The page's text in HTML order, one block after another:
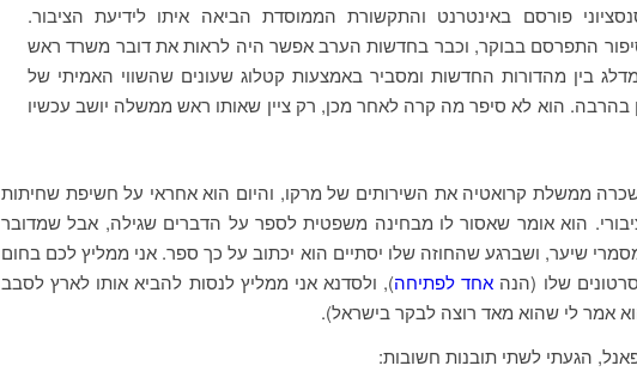
פורסם באינטרנט והתקשורת הממוסדת הביאה איתו לידיעת הציבור.
התפרסם בבוקר, וכבר בחדשות הערב אפשר היה לראות את דובר משרד ראש
בין מהדורות החדשות ומסביר באמצעות קטלוג שעונים שהשווי האמיתי של
בהרבה. הוא לא סיפר מה קרה לאחר מכן, רק ציין שאותו ראש ממשלה יושב עכשיו
ממשלת קרואטיה את השירותים של מרקו, והיום הוא אחראי על חשיפת שחיתות
הוא אומר שאסור לו מבחינה משפטית לספר על הדברים שגילה, אבל שמדובר
שיער, ושברגע שהחוזה שלו יסתיים הוא יכתוב על כך ספר. אני ממליץ לכם בחום
שלו (הנה אחד לפתיחה), ולסדנא אני ממליץ לנסות להביא אותו לארץ לסבב
אמר לי שהוא מאד רוצה לבקר בישראל).
הגעתי לשתי תובנות חשובות: